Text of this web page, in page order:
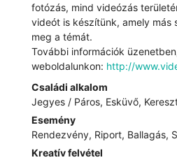
fotózás, mind videózás
videót is készítünk, amely más
meg a témát.
További információk
weboldalunkon: http://
Családi alkalom
Jegyes / Páros, Esküvő,
Esemény
Rendezvény, Riport, Ballagás,
Kreatív felvétel